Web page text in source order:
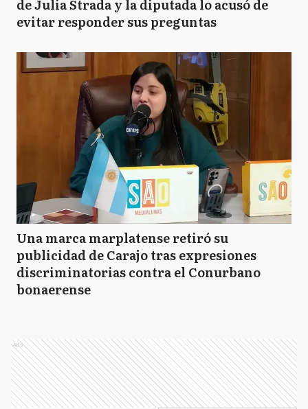
de Julia Strada y la diputada lo acusó de
evitar responder sus preguntas
Una marca marplatense retiró su
publicidad de Carajo tras expresiones
discriminatorias contra el Conurbano
bonaerense
Ads